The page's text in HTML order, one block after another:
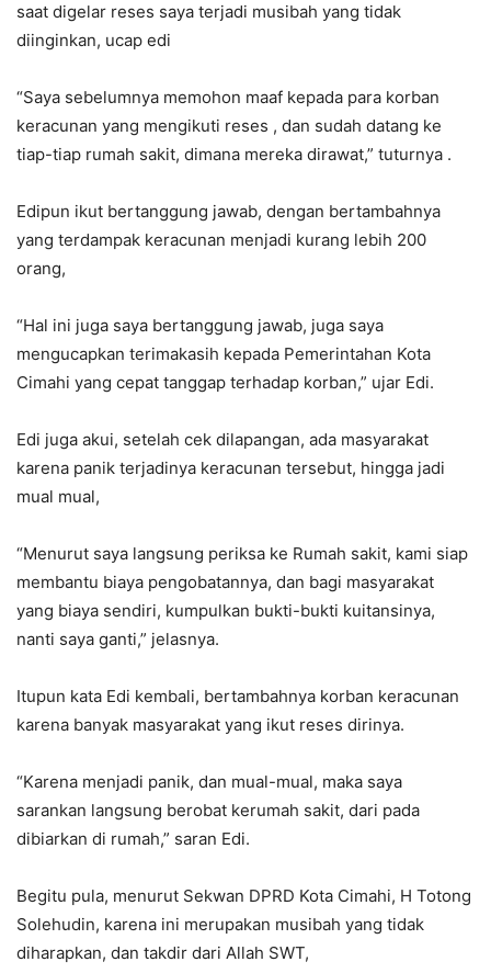
saat digelar reses saya terjadi musibah yang tidak
diinginkan, ucap edi
“Saya sebelumnya memohon maaf kepada para korban
keracunan yang mengikuti reses , dan sudah datang ke
tiap-tiap rumah sakit, dimana mereka dirawat,” tuturnya .
Edipun ikut bertanggung jawab, dengan bertambahnya
yang terdampak keracunan menjadi kurang lebih 200
orang,
“Hal ini juga saya bertanggung jawab, juga saya
mengucapkan terimakasih kepada Pemerintahan Kota
Cimahi yang cepat tanggap terhadap korban,” ujar Edi.
Edi juga akui, setelah cek dilapangan, ada masyarakat
karena panik terjadinya keracunan tersebut, hingga jadi
mual mual,
“Menurut saya langsung periksa ke Rumah sakit, kami siap
membantu biaya pengobatannya, dan bagi masyarakat
yang biaya sendiri, kumpulkan bukti-bukti kuitansinya,
nanti saya ganti,” jelasnya.
Itupun kata Edi kembali, bertambahnya korban keracunan
karena banyak masyarakat yang ikut reses dirinya.
“Karena menjadi panik, dan mual-mual, maka saya
sarankan langsung berobat kerumah sakit, dari pada
dibiarkan di rumah,” saran Edi.
Begitu pula, menurut Sekwan DPRD Kota Cimahi, H Totong
Solehudin, karena ini merupakan musibah yang tidak
diharapkan, dan takdir dari Allah SWT,